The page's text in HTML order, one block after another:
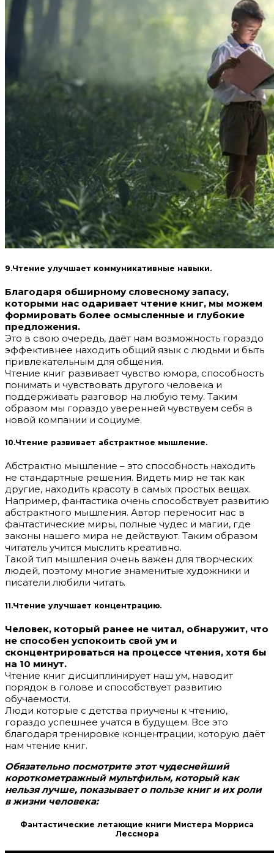
9.Чтение улучшает коммуникативные навыки.
Благодаря обширному словесному запасу,
которыми нас одаривает чтение книг, мы можем
формировать более осмысленные и глубокие
предложения.
Это в свою очередь, даёт нам возможность гораздо
эффективнее находить общий язык с людьми и быть
привлекательным для общения.
Чтение книг развивает чувство юмора, способность
понимать и чувствовать другого человека и
поддерживать разговор на любую тему. Таким
образом мы гораздо уверенней чувствуем себя в
новой компании и социуме.
10.Чтение развивает абстрактное мышление.
Абстрактно мышление – это способность находить
не стандартные решения. Видеть мир не так как
другие, находить красоту в самых простых вещах.
Например, фантастика очень способствует развитию
абстрактного мышления. Автор переносит нас в
фантастические миры, полные чудес и магии, где
законы нашего мира не действуют. Таким образом
читатель учится мыслить креативно.
Такой тип мышления очень важен для творческих
людей, поэтому многие знаменитые художники и
писатели любили читать.
11.Чтение улучшает концентрацию.
Человек, который ранее не читал, обнаружит, что
не способен успокоить свой ум и
сконцентрироваться на процессе чтения, хотя бы
на 10 минут.
Чтение книг дисциплинирует наш ум, наводит
порядок в голове и способствует развитию
обучаемости.
Люди которые с детства приучены к чтению,
гораздо успешнее учатся в будущем. Все это
благодаря тренировке концентрации, которую даёт
нам чтение книг.
Обязательно посмотрите этот чудеснейший
короткометражный мультфильм, который как
нельзя лучше, показывает о пользе книг и их роли
в жизни человека:
Фантастические летающие книги Мистера Морриса
Лессмора